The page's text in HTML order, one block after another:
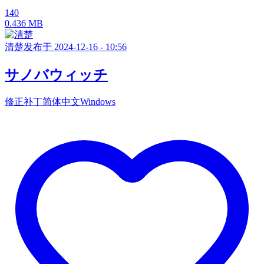
140
0.436 MB
清楚发布于 2024-12-16 - 10:56
サノバウィッチ
修正补丁简体中文Windows